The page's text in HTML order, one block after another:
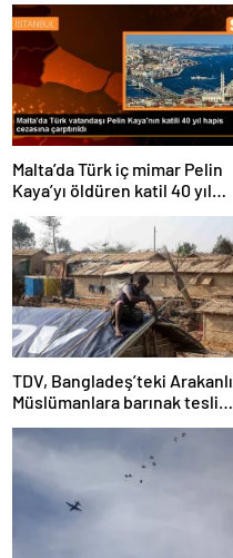
Malta’da Türk iç mimar Pelin
Kaya’yı öldüren katil 40 yıl
hapis cezasına çarptırıldı
TDV, Bangladeş’teki Arakanlı
Müslümanlara barınak teslim
etti